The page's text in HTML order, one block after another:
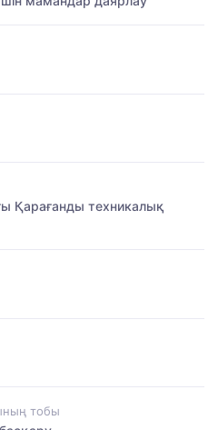
Қарағанды техникалық
тобы